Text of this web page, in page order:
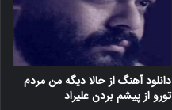
دانلود آهنگ از حالا دیگه من مردم
تورو از پیشم بردن علیراد